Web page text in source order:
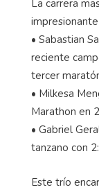
La carrera
• Sabastian
reciente
tercer
• Milkesa
Marathon en
• Gabriel
tanzano con
Este trío